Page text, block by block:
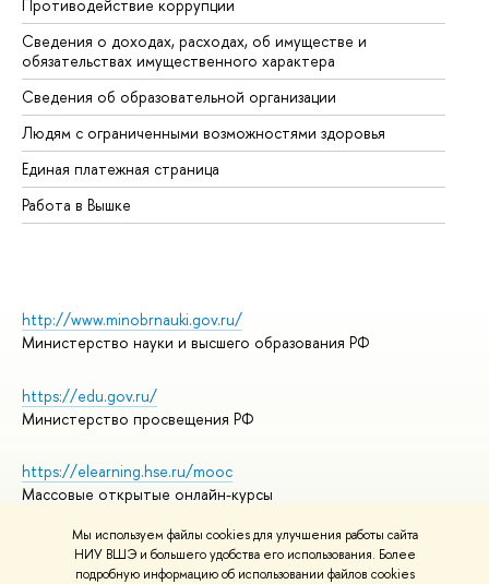
Мы используем файлы cookies для улучшения работы сайта
НИУ ВШЭ и большего удобства его использования. Более
подробную информацию об использовании файлов cookies
Противодействие коррупции
Сведения о доходах, расходах, об имуществе и
обязательствах имущественного характера
Сведения об образовательной организации
Людям с ограниченными возможностями здоровья
Единая платежная страница
Работа в Вышке
http://www.minobrnauki.gov.ru/
Министерство науки и высшего образования РФ
https://edu.gov.ru/
Министерство просвещения РФ
https://elearning.hse.ru/mooc
Массовые открытые онлайн-курсы